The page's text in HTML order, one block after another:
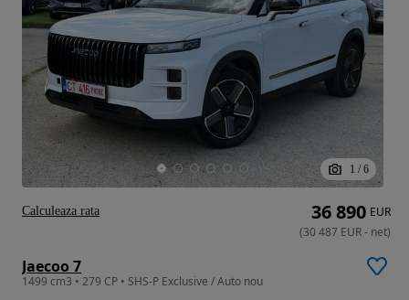
1 / 6
Jaecoo 7
1499 cm3 • 279 CP • SHS-P Exclusive / Auto nou
36 890 EUR
(30 487 EUR- net)
Calculeaza rata